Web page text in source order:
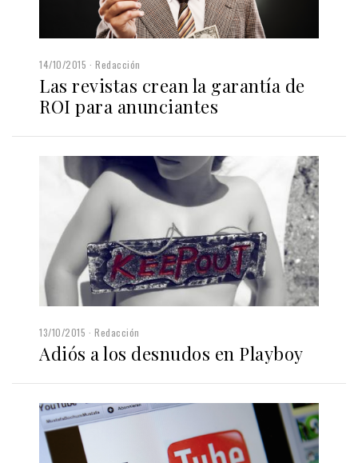
14/10/2015 Redacción
Las revistas crean la garantía de
ROI para anunciantes
13/10/2015 Redacción
Adiós a los desnudos en Playboy